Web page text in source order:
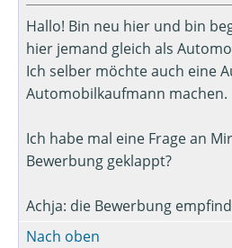
Hallo! Bin neu hier und bin
hier jemand gleich als
Ich selber möchte auch eine
Automobilkaufmann machen.
Ich habe mal eine Frage an
Bewerbung geklappt?
Achja: die Bewerbung
Nach oben